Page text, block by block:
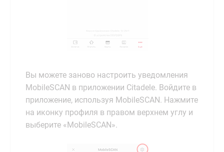
Вы можете заново настроить уведомления
MobileSCAN в приложении Citadele. Войдите в
приложение, используя MobileSCAN. Нажмите
на иконку профиля в правом верхнем углу и
выберите «MobileSCAN».